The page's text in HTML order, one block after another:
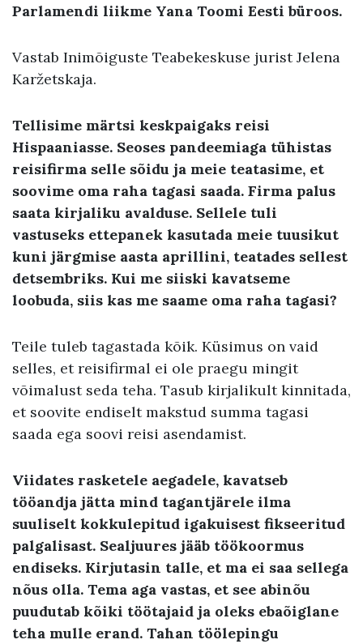
Parlamendi liikme Yana Toomi Eesti büroos.
Vastab Inimõiguste Teabekeskuse jurist Jelena
Karžetskaja.
Tellisime märtsi keskpaigaks reisi
Hispaaniasse. Seoses pandeemiaga tühistas
reisifirma selle sõidu ja meie teatasime, et
soovime oma raha tagasi saada. Firma palus
saata kirjaliku avalduse. Sellele tuli
vastuseks ettepanek kasutada meie tuusikut
kuni järgmise aasta aprillini, teatades sellest
detsembriks. Kui me siiski kavatseme
loobuda, siis kas me saame oma raha tagasi?
Teile tuleb tagastada kõik. Küsimus on vaid
selles, et reisifirmal ei ole praegu mingit
võimalust seda teha. Tasub kirjalikult kinnitada,
et soovite endiselt makstud summa tagasi
saada ega soovi reisi asendamist.
Viidates rasketele aegadele, kavatseb
tööandja jätta mind tagantjärele ilma
suuliselt kokkulepitud igakuisest fikseeritud
palgalisast. Sealjuures jääb töökoormus
endiseks. Kirjutasin talle, et ma ei saa sellega
nõus olla. Tema aga vastas, et see abinõu
puudutab kõiki töötajaid ja oleks ebaõiglane
teha mulle erand. Tahan töölepingu